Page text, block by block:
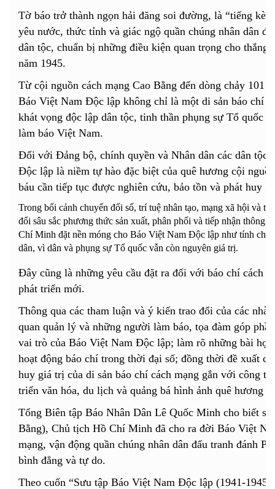
Tờ báo trở thành ngọn hải đăng soi đường, là “tiếng
yêu nước, thức tỉnh và giác ngộ quần chúng nhân dân
dân tộc, chuẩn bị những điều kiện quan trọng cho thắng
năm 1945.
Từ cội nguồn cách mạng Cao Bằng đến dòng chảy 101
Báo Việt Nam Độc lập không chỉ là một di sản báo chí
khát vọng độc lập dân tộc, tinh thần phụng sự Tổ quốc
làm báo Việt Nam.
Đối với Đảng bộ, chính quyền và Nhân dân các dân tộc
Độc lập là niềm tự hào đặc biệt của quê hương cội
báu cần tiếp tục được nghiên cứu, bảo tồn và phát huy
Trong bối cảnh chuyển đổi số, trí tuệ nhân tạo, mạng xã hội và
đổi sâu sắc phương thức sản xuất, phân phối và tiếp nhận thông
Chí Minh đặt nền móng cho Báo Việt Nam Độc lập như tính
dân, vì dân và phụng sự Tổ quốc vẫn còn nguyên giá trị.
Đây cũng là những yêu cầu đặt ra đối với báo chí cách
phát triển mới.
Thông qua các tham luận và ý kiến trao đổi của các nhà
quan quản lý và những người làm báo, tọa đàm góp
vai trò của Báo Việt Nam Độc lập; làm rõ những bài
hoạt động báo chí trong thời đại số; đồng thời đề xuất
huy giá trị của di sản báo chí cách mạng gắn với công
triển văn hóa, du lịch và quảng bá hình ảnh quê hương
Tổng Biên tập Báo Nhân Dân Lê Quốc Minh cho biết
Bằng), Chủ tịch Hồ Chí Minh đã cho ra đời Báo Việt
mạng, vận động quần chúng nhân dân đấu tranh đánh
bình đẳng và tự do.
Theo cuốn “Sưu tập Báo Việt Nam Độc lập (1941-